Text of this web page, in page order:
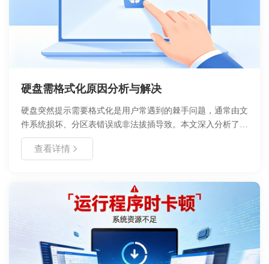
硬盘需格式化原因分析与解决
硬盘突然提示需要格式化是用户常遇到的棘手问题，通常由文
件系统损坏、分区表错误或非法拔插导致。本文深入分析了导
致该现象的核心原因，提供了从数据救援到修复操作的完整流
程。在遇到此类提示时，切勿直接点击格式化，应优先评估数
查看详情